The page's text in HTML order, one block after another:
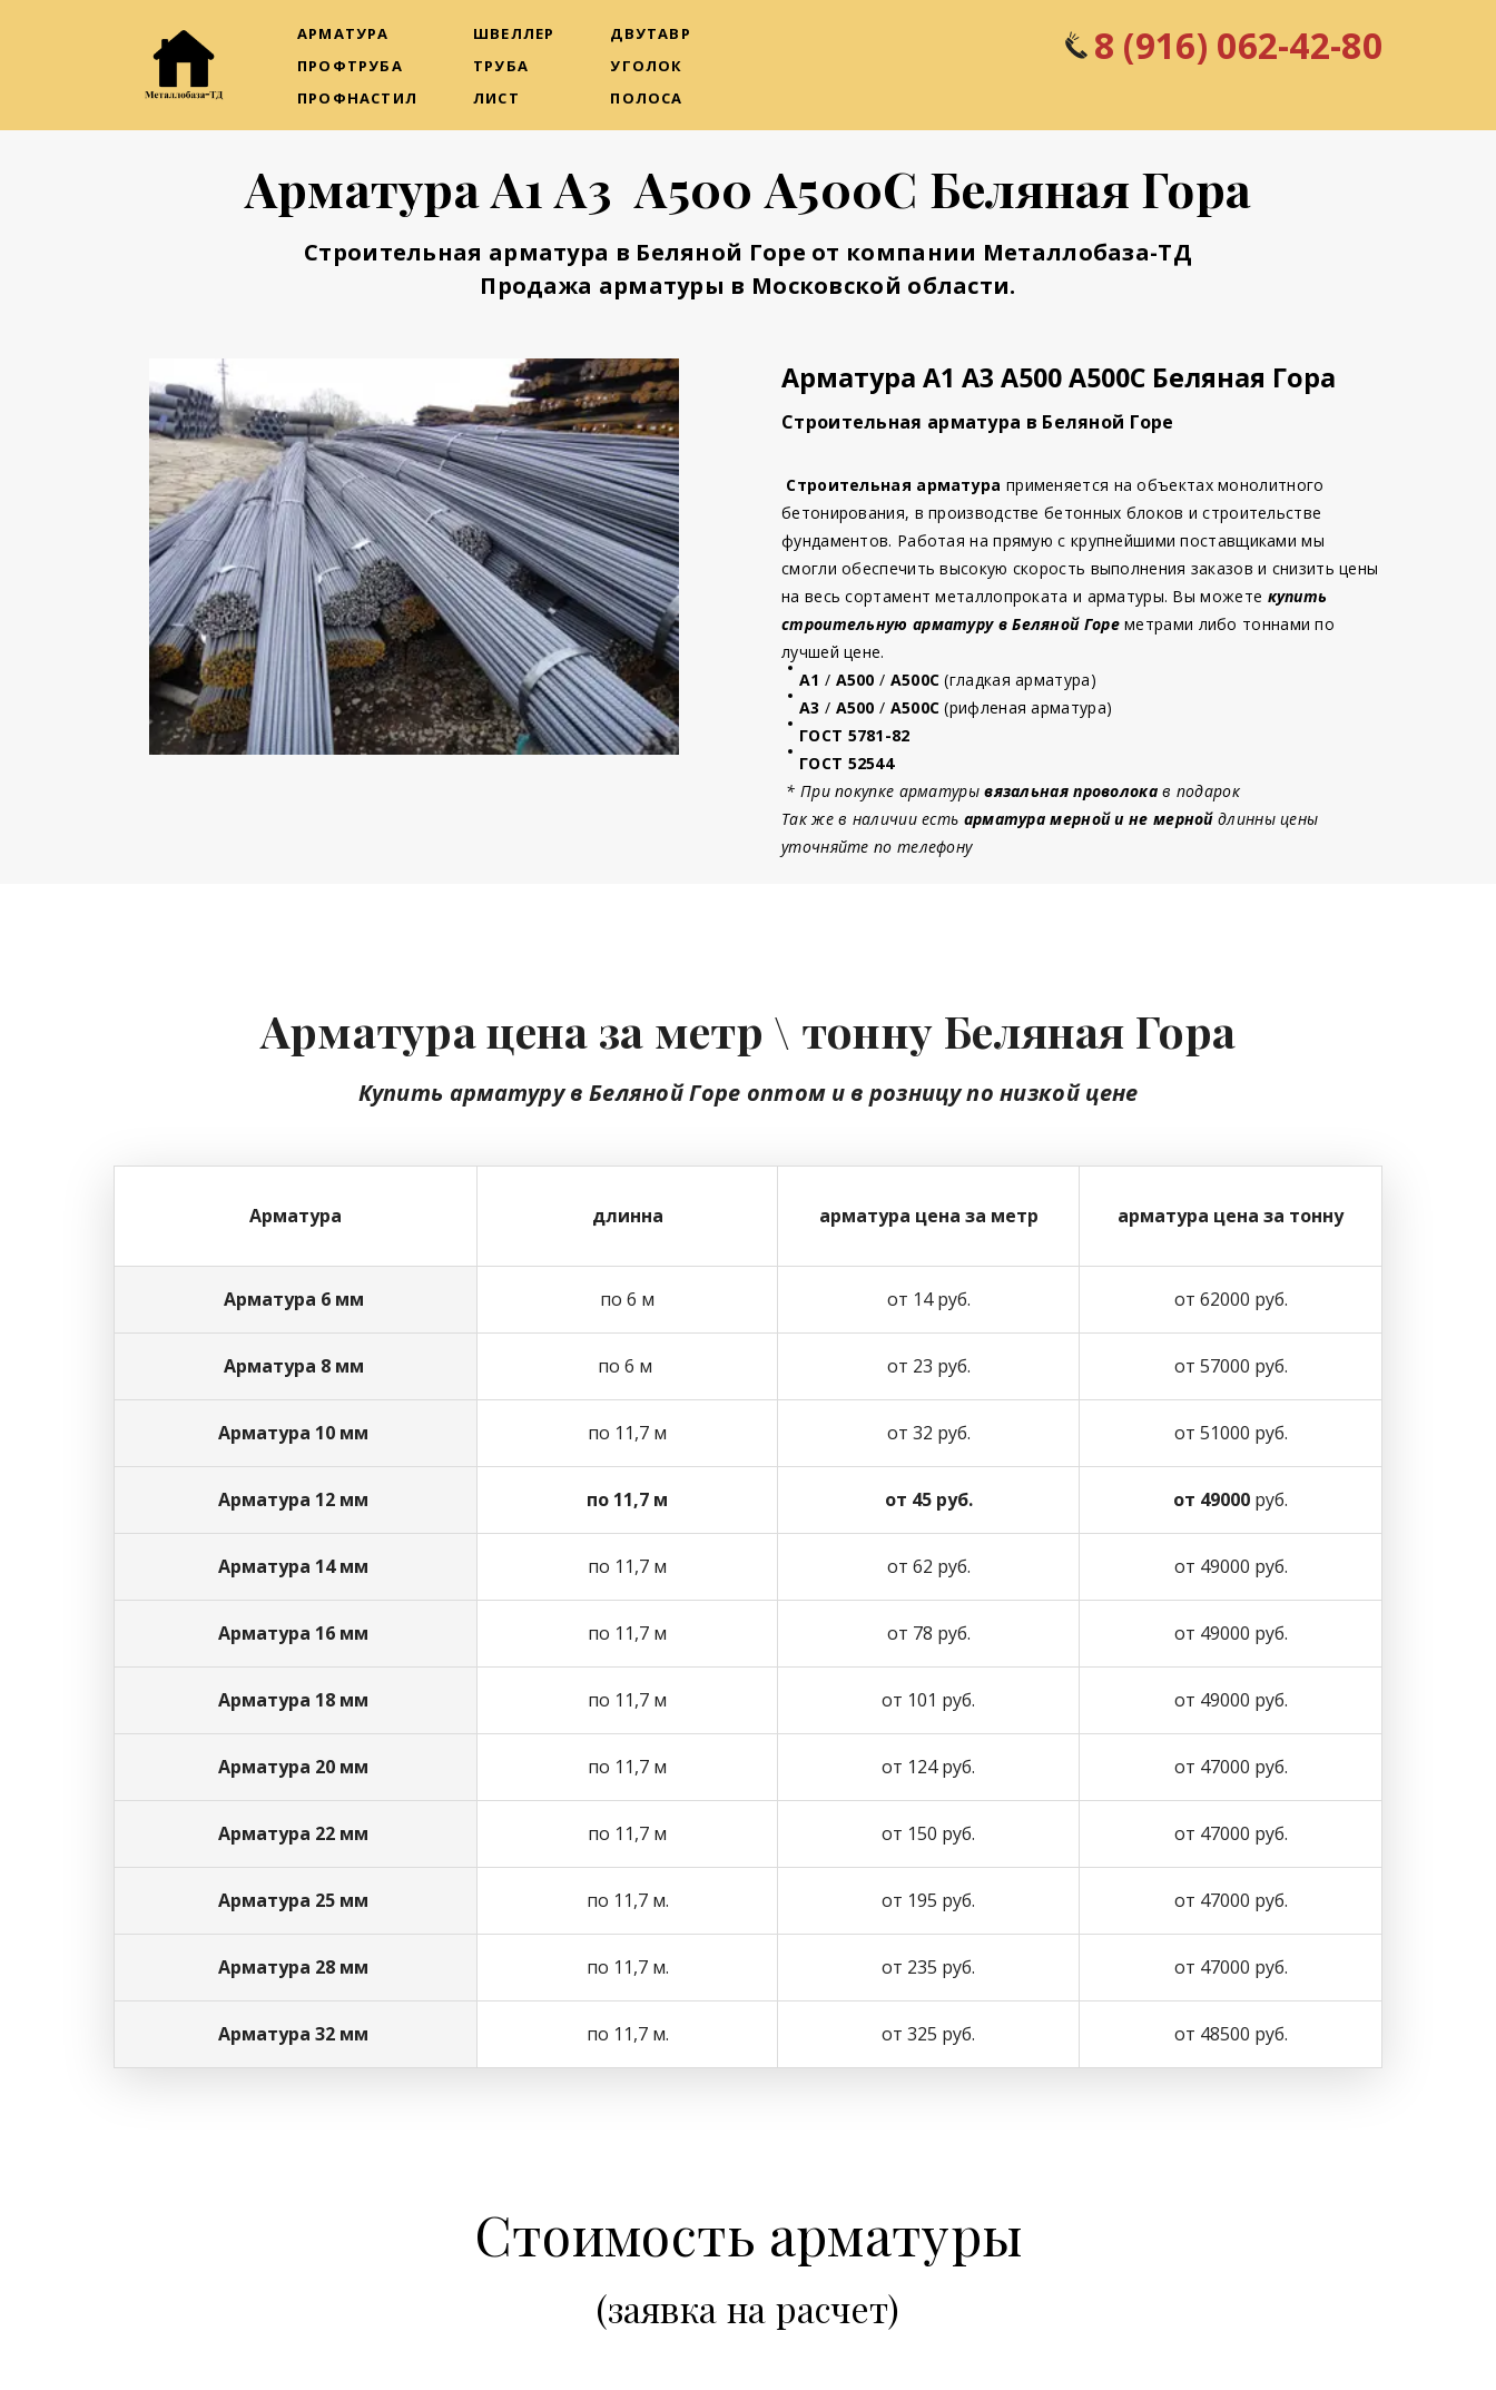
АРМАТУРА
ПРОФТРУБА
ПРОФНАСТИЛ
ШВЕЛЛЕР
ТРУБА
ЛИСТ
ДВУТАВР
УГОЛОК
ПОЛОСА
8 (916) 062-42-80
Арматура А1 А3 А500 А500С Беляная Гора
Строительная арматура в Беляной Горе от компании Металлобаза-ТД
Продажа арматуры в Московской области.
Арматура А1 А3 А500 А500С Беляная Гора
Строительная арматура в Беляной Горе
Строительная арматура применяется на объектах монолитного
бетонирования, в производстве бетонных блоков и строительстве
фундаментов. Работая на прямую с крупнейшими поставщиками мы
смогли обеспечить высокую скорость выполнения заказов и снизить цены
на весь сортамент металлопроката и арматуры. Вы можете купить
строительную арматуру в Беляной Гореметрами либо тоннами по
лучшей цене.
А1 / А500 / А500С (гладкая арматура)
А3 / А500 / А500С (рифленая арматура)
ГОСТ 5781-82
ГОСТ 52544
* При покупке арматурывязальная проволокав подарок
Так же в наличии есть арматура мерной и не мернойдлинны цены
уточняйте по телефону
Арматура цена за метр \ тонну Беляная Гора
Купить арматуру в Беляной Горе оптоми в розницупо низкой цене
Арматура длинна арматура цена за метр арматура цена за тонну
Арматура 6 мм по 6 м от 14 руб. от 62000 руб.
Арматура 8 мм по 6 м от 23 руб. от 57000 руб.
Арматура 10 мм по 11,7 м от 32 руб. от 51000 руб.
Арматура 12 мм по 11,7 м от 45 руб. от 49000 руб.
Арматура 14 мм по 11,7 м от 62 руб. от 49000 руб.
Арматура 16 мм по 11,7 м от 78 руб. от 49000 руб.
Арматура 18 мм по 11,7 м от 101 руб. от 49000 руб.
Арматура 20 мм по 11,7 м от 124 руб. от 47000 руб.
Арматура 22 мм по 11,7 м от 150 руб. от 47000 руб.
Арматура 25 мм по 11,7 м. от 195 руб. от 47000 руб.
Арматура 28 мм по 11,7 м. от 235 руб. от 47000 руб.
Арматура 32 мм по 11,7 м. от 325 руб. от 48500 руб.
Стоимость арматуры
(заявка на расчет)